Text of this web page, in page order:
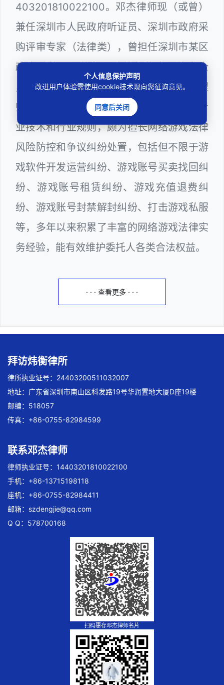
403201810022100。邓杰律师现（或曾）
兼任深圳市人民政府听证员、深圳市政府采
购评审专家（法律类），曾担任深圳市某区
政府系统公职律师、计算机信息网络安全
员、WEB前端开发和WEB服务器维护工程
师多年，十分熟悉网络游戏领域涉及到的专
业技术和行业规则，颇为擅长网络游戏法律
风险防控和争议纠纷处置，包括但不限于游
戏软件开发运营纠纷、游戏账号买卖找回纠
纷、游戏账号租赁纠纷、游戏充值退费纠
纷、游戏账号封禁解封纠纷、打击游戏私服
等，多年以来积累了丰富的网络游戏法律实
务经验，能有效维护委托人各类合法权益。
· · · 查看更多 · · ·
拜访炜衡律所
律所执业证号：24403200511032007
地址：广东省深圳市南山区科发路19号华润置地大厦D座19楼
邮编：518057
传真：+86-0755-82984599
联系邓杰律师
律师执业证号：14403201810022100
手机：+86-13715198118
座机：+86-0755-82984411
邮箱： szdengjie@qq.com
Q Q：578700168
扫码惠存邓杰律师名片
个人信息保护声明
改进用户体验需使用cookie技术现向您征询意见。
同意后关闭